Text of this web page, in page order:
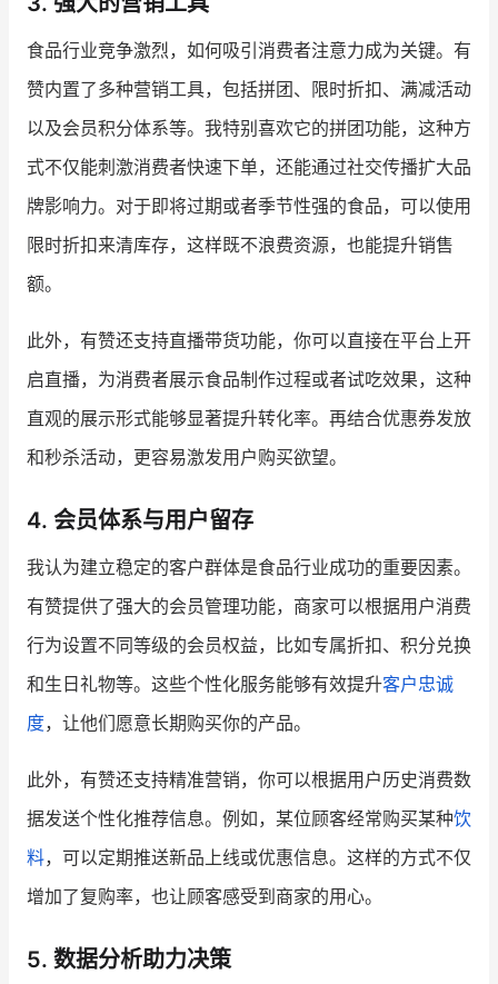
食品行业竞争激烈，如何吸引消费者注意力成为关键。有
赞内置了多种营销工具，包括拼团、限时折扣、满减活动
以及会员积分体系等。我特别喜欢它的拼团功能，这种方
式不仅能刺激消费者快速下单，还能通过社交传播扩大品
牌影响力。对于即将过期或者季节性强的食品，可以使用
限时折扣来清库存，这样既不浪费资源，也能提升销售
额。
此外，有赞还支持直播带货功能，你可以直接在平台上开
启直播，为消费者展示食品制作过程或者试吃效果，这种
直观的展示形式能够显著提升转化率。再结合优惠券发放
和秒杀活动，更容易激发用户购买欲望。
4. 会员体系与用户留存
我认为建立稳定的客户群体是食品行业成功的重要因素。
有赞提供了强大的会员管理功能，商家可以根据用户消费
行为设置不同等级的会员权益，比如专属折扣、积分兑换
和生日礼物等。这些个性化服务能够有效提升客户忠诚
度，让他们愿意长期购买你的产品。
此外，有赞还支持精准营销，你可以根据用户历史消费数
据发送个性化推荐信息。例如，某位顾客经常购买某种饮
料，可以定期推送新品上线或优惠信息。这样的方式不仅
增加了复购率，也让顾客感受到商家的用心。
5. 数据分析助力决策